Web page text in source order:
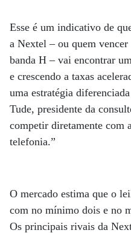
Esse é um indicativo de
a Nextel – ou quem
banda H – vai encontrar
e crescendo a taxas
uma estratégia
Tude, presidente da
competir diretamente com
telefonia.”
O mercado estima que o
com no mínimo dois e no
Os principais rivais da